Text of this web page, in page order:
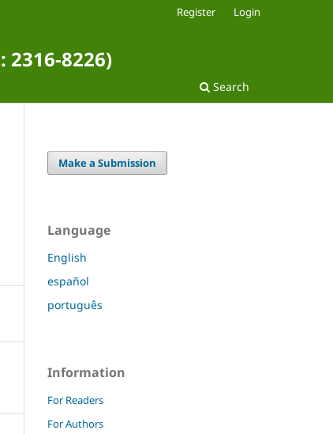
2316-8226)
Search
Register Login
Make a Submission
Language
English
español
português
Information
For Readers
For Authors